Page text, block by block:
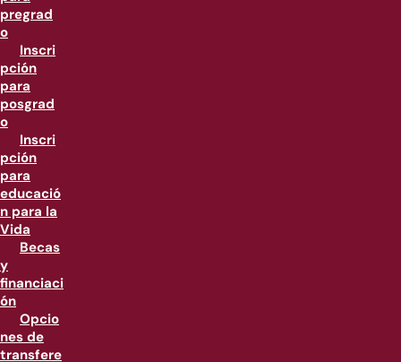
pregrad
o
Inscri
pción
para
posgrad
o
Inscri
pción
para
educació
n para la
Vida
Becas
y
financiaci
ón
Opcio
nes de
transfere